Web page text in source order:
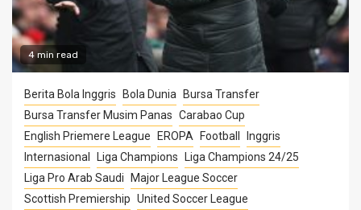
4 min read
Berita Bola Inggris Bola Dunia
Bursa Transfer
Bursa Transfer Musim Panas Carabao Cup
English Priemere League
EROPA Football
Inggris
Internasional
Liga Champions
Liga Champions 24/25
Liga Pro Arab Saudi
Major League Soccer
Scottish Premiership United Soccer League